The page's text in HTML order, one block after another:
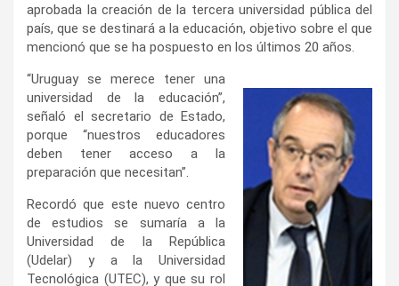
aprobada la creación de la tercera universidad pública del
país, que se destinará a la educación, objetivo sobre el que
mencionó que se ha pospuesto en los últimos 20 años.
“Uruguay se merece tener una
universidad de la educación”,
señaló el secretario de Estado,
porque “nuestros educadores
deben tener acceso a la
preparación que necesitan”.
Recordó que este nuevo centro
de estudios se sumaría a la
Universidad de la República
(Udelar) y a la Universidad
Tecnológica (UTEC), y que su rol